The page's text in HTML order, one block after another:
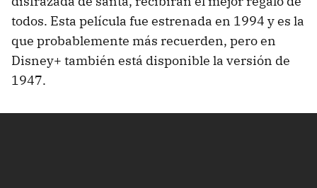
todos. Esta película fue estrenada en 1994 y es la
que probablemente más recuerden, pero en
Disney+ también está disponible la versión de
1947.